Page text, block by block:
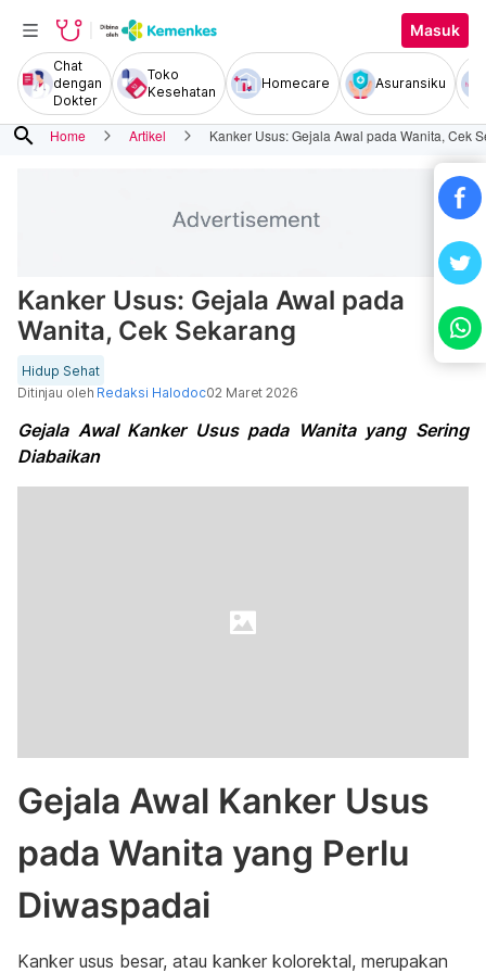
Masuk
Chat
dengan
Dokter
Toko
Kesehatan
Homecare Asuransiku
search Home Artikel Kanker Usus: Gejala Awal pada Wanita, Cek
Kanker Usus: Gejala Awal pada
Wanita, Cek Sekarang
Hidup Sehat
Ditinjau oleh Redaksi Halodoc02 Maret 2026
Gejala Awal Kanker Usus pada Wanita yang Sering
Diabaikan
Gejala Awal Kanker Usus
pada Wanita yang Perlu
Diwaspadai
Kanker usus besar, atau kanker kolorektal, merupakan